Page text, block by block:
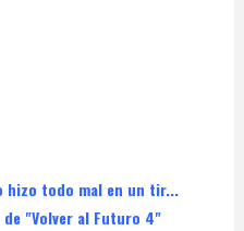
hizo todo mal en un tir...
"Volver al Futuro 4"